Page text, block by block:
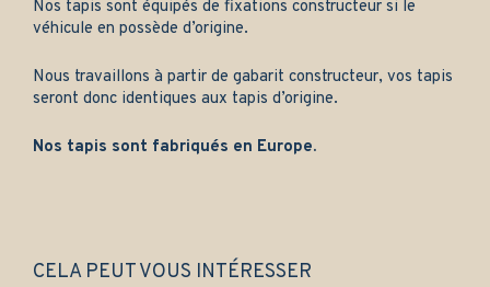
Nos tapis sont équipés de fixations constructeur si le
véhicule en possède d’origine.
Nous travaillons à partir de gabarit constructeur, vos tapis
seront donc identiques aux tapis d’origine.
Nos tapis sont fabriqués en Europe.
CELA PEUT VOUS INTÉRESSER